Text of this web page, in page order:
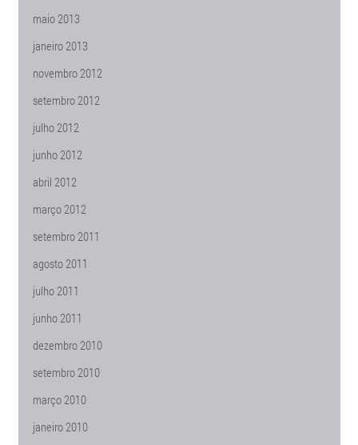
maio 2013
janeiro 2013
novembro 2012
setembro 2012
julho 2012
junho 2012
abril 2012
março 2012
setembro 2011
agosto 2011
julho 2011
junho 2011
dezembro 2010
setembro 2010
março 2010
janeiro 2010